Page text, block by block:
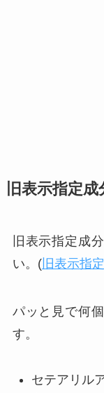
旧表示指定
旧表示指定成
い。(旧表示指
パッと見で何
す。
セテアリル